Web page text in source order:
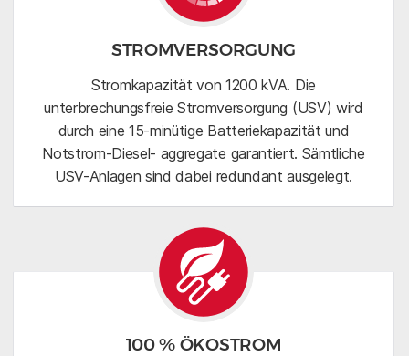
STROMVERSORGUNG
Stromkapazität von 1200 kVA. Die
unterbrechungsfreie Stromversorgung (USV) wird
durch eine 15-minütige Batteriekapazität und
Notstrom-Diesel- aggregate garantiert. Sämtliche
USV-Anlagen sind dabei redundant ausgelegt.
100 % ÖKOSTROM